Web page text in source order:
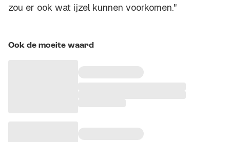
zou er ook wat ijzel kunnen voorkomen."
Ook de moeite waard